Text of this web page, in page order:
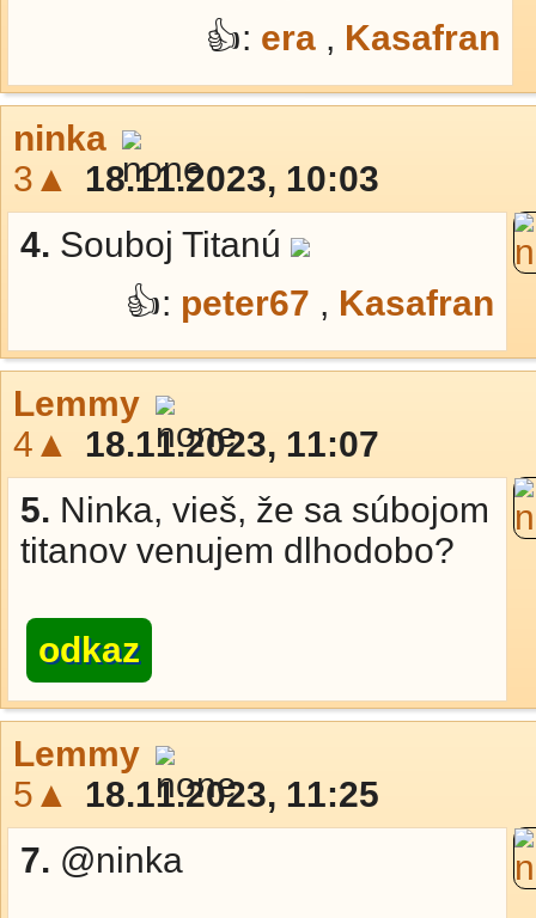
👍: era , Kasafran
ninka
3▲
18.11.2023, 10:03
4. Souboj Titanú
👍: peter67 , Kasafran
Lemmy
4▲
18.11.2023, 11:07
5. Ninka, vieš, že sa súbojom
titanov venujem dlhodobo?
odkaz
Lemmy
5▲
18.11.2023, 11:25
7. @ninka